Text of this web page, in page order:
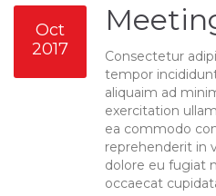
Oct
2017
Consectetur
tempor
aliquaim ad
exercitation
ea commodo
reprehenderit in
dolore eu fugiat
occaecat